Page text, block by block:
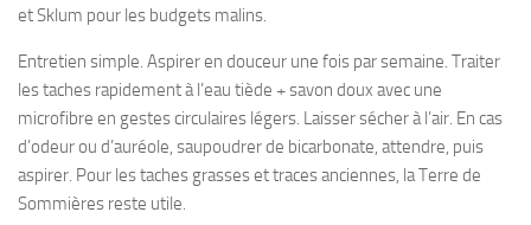
et Sklum pour les budgets malins.
Entretien simple. Aspirer en douceur une fois par semaine. Traiter
les taches rapidement à l’eau tiède + savon doux avec une
microfibre en gestes circulaires légers. Laisser sécher à l’air. En cas
d’odeur ou d’auréole, saupoudrer de bicarbonate, attendre, puis
aspirer. Pour les taches grasses et traces anciennes, la Terre de
Sommières reste utile.